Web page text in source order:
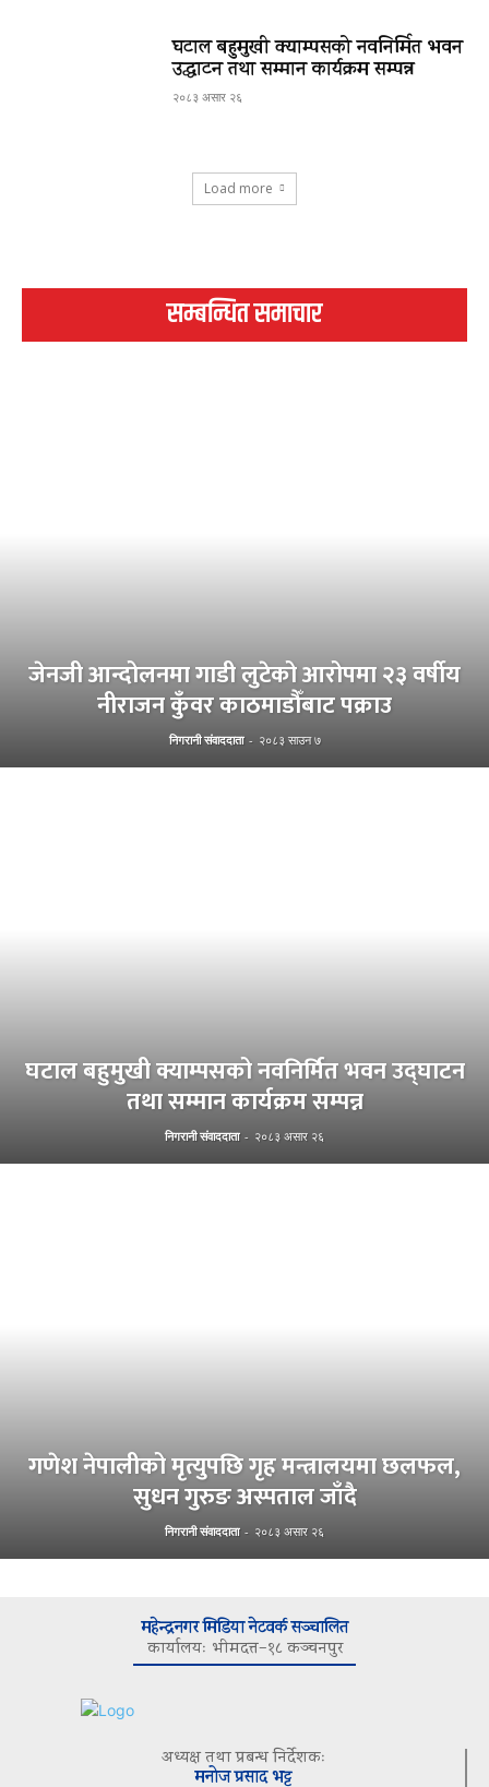
घटाल बहुमुखी क्याम्पसको नवनिर्मित भवन
उद्घाटन तथा सम्मान कार्यक्रम सम्पन्न
२०८३ असार २६
Load more
सम्बन्धित समाचार
जेनजी आन्दोलनमा गाडी लुटेको आरोपमा २३ वर्षीय
नीराजन कुँवर काठमाडौँबाट पक्राउ
निगरानी संवाददाता - २०८३ साउन ७
घटाल बहुमुखी क्याम्पसको नवनिर्मित भवन उद्घाटन
तथा सम्मान कार्यक्रम सम्पन्न
निगरानी संवाददाता - २०८३ असार २६
गणेश नेपालीको मृत्युपछि गृह मन्त्रालयमा छलफल,
सुधन गुरुङ अस्पताल जाँदै
निगरानी संवाददाता - २०८३ असार २६
महेन्द्रनगर मिडिया नेटवर्क सञ्चालित
कार्यालयः भीमदत्त–१८ कञ्चनपुर
अध्यक्ष तथा प्रबन्ध निर्देशकः
मनोज प्रसाद भट्ट